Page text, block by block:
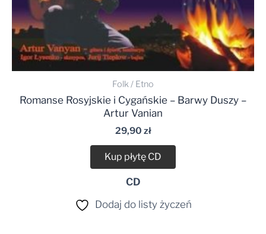
Folk / Etno
Romanse Rosyjskie i Cygańskie – Barwy Duszy –
Artur Vanian
29,90 zł
Kup płytę CD
CD
Dodaj do listy życzeń